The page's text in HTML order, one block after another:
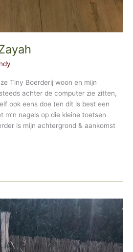
Tiny Boerderij woon en mijn
achter de computer zie zitten,
ook eens doe (en dit is best een
m’n nagels op die kleine toetsen
is mijn achtergrond & aankomst